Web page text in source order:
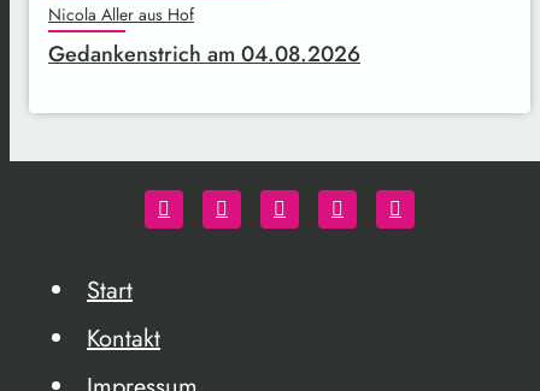
Nicola Aller aus Hof
Gedankenstrich am 04.08.2026
Start
Kontakt